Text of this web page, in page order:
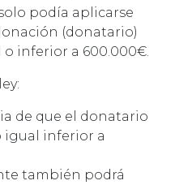
podía aplicarse
(donatario)
inferior a 600.000€.
de que el donatario
inferior a
también podrá